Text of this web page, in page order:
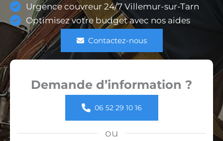
Urgence couvreur 24/7 Villemur-sur-Tarn
Optimisez votre budget avec nos aides
Contactez-nous
Demande d’information ?
06 52 29 10 16
ou